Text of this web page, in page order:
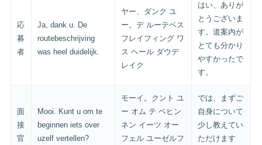
応
募
者
Ja, dank u. De
routebeschrijving
was heel duidelijk.
ヤー、ダンク ユ
ー。デ ルーテベス
フレイフィング ワ
ス ヘール ダウデ
レイク
はい、ありが
とうございま
す。道案内が
とても分かり
やすかったで
す。
面
接
官
Mooi. Kunt u om te
beginnen iets over
uzelf vertellen?
モーイ。クント ユ
ー オム テ ベヒン
ネン イーツ オー
フェル ユーゼルフ
では、まずご
自身について
少し教えてい
ただけます